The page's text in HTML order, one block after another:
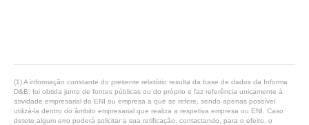
(1) A informação constante do presente relatório resulta da base de dados da Informa
D&B, foi obtida junto de fontes públicas ou do próprio e faz referência unicamente à
atividade empresarial do ENI ou empresa a que se refere, sendo apenas possível
utilizá-la dentro do âmbito empresarial que realiza a respetiva empresa ou ENI. Caso
detete algum erro poderá solicitar a sua retificação, contactando, para o efeito, o